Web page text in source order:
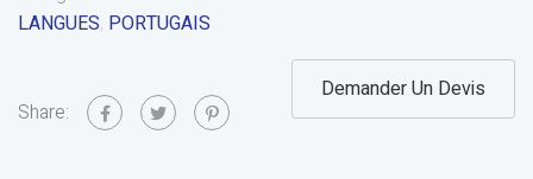
LANGUES, PORTUGAIS
Share:
Demander Un Devis